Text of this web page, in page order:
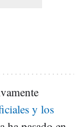
y los